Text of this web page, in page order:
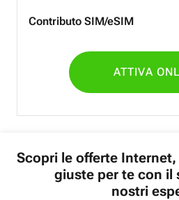
Contributo SIM/eSIM
ATTIVA
Scopri le offerte
giuste per te con il
nostri